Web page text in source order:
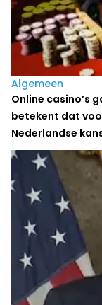
Algemeen
Online casino’s
betekent dat
Nederlandse